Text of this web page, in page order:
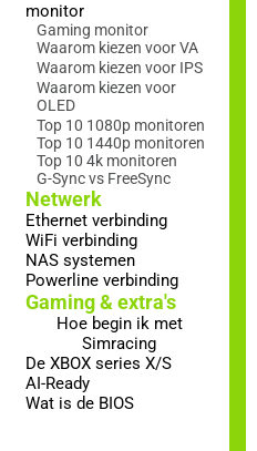
monitor
Gaming monitor
Waarom kiezen voor VA
Waarom kiezen voor IPS
Waarom kiezen voor
OLED
Top 10 1080p monitoren
Top 10 1440p monitoren
Top 10 4k monitoren
G-Sync vs FreeSync
Netwerk
Ethernet verbinding
WiFi verbinding
NAS systemen
Powerline verbinding
Gaming & extra's
Hoe begin ik met
Simracing
De XBOX series X/S
AI-Ready
Wat is de BIOS